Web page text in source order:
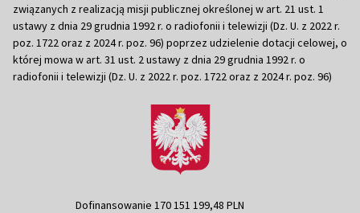
związanych z realizacją misji publicznej określonej w art. 21 ust. 1
ustawy z dnia 29 grudnia 1992 r. o radiofonii i telewizji (Dz. U. z 2022 r.
poz. 1722 oraz z 2024 r. poz. 96) poprzez udzielenie dotacji celowej, o
której mowa w art. 31 ust. 2 ustawy z dnia 29 grudnia 1992 r. o
radiofonii i telewizji (Dz. U. z 2022 r. poz. 1722 oraz z 2024 r. poz. 96)
Dofinansowanie 170 151 199,48 PLN